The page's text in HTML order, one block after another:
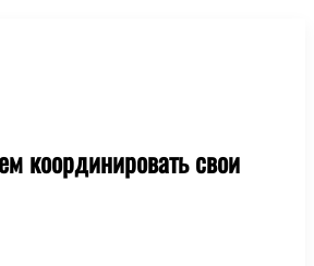
координировать свои